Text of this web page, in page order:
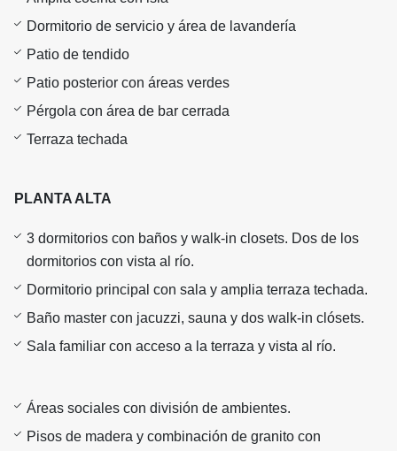
Dormitorio de servicio y área de lavandería
Patio de tendido
Patio posterior con áreas verdes
Pérgola con área de bar cerrada
Terraza techada
PLANTA ALTA
3 dormitorios con baños y walk-in closets. Dos de los
dormitorios con vista al río.
Dormitorio principal con sala y amplia terraza techada.
Baño master con jacuzzi, sauna y dos walk-in clósets.
Sala familiar con acceso a la terraza y vista al río.
Áreas sociales con división de ambientes.
Pisos de madera y combinación de granito con